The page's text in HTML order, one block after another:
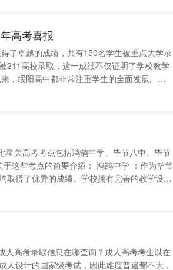
高考喜报
了卓越的成绩，共有150名学生被重点大学录
211高校录取，这一成绩不仅证明了学校教学
的综合素质和实际能力。此次高考成绩的优
取得了优异的成绩。学校拥有完善的教学设施
所历史悠久
设计的国家级考试，因此难度普遍都不大，